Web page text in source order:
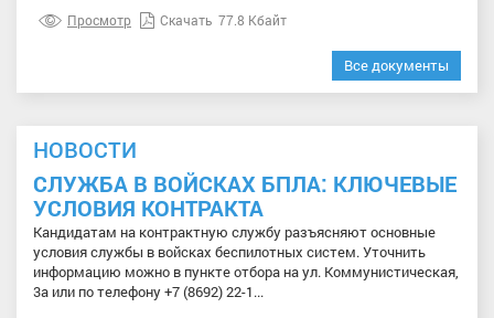
Просмотр Скачать 77.8 Кбайт
Все документы
НОВОСТИ
СЛУЖБА В ВОЙСКАХ БПЛА: КЛЮЧЕВЫЕ
УСЛОВИЯ КОНТРАКТА
Кандидатам на контрактную службу разъясняют основные
условия службы в войсках беспилотных систем. Уточнить
информацию можно в пункте отбора на ул. Коммунистическая,
3а или по телефону +7 (8692) 22-1...